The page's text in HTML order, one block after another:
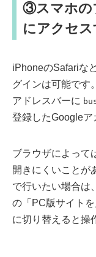
③スマホの
にアクセス
iPhoneのSafariな
グインは可能です
アドレスバーに
登録したGoogleア
ブラウザによって
開きにくいことが
で行いたい場合は
の「PC版サイト
に切り替えると操